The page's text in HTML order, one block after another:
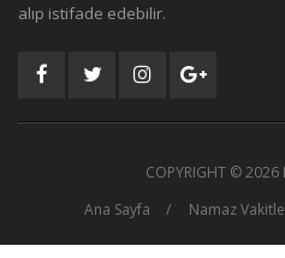
alıp istifade edebilir.
COPYRIGHT ©2026
Ana Sayfa
Namaz